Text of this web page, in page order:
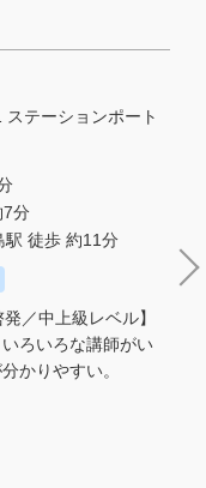
テーションポート
7分
駅 徒歩 約11分
／中上級レベル】
ろいろな講師がい
かりやすい。